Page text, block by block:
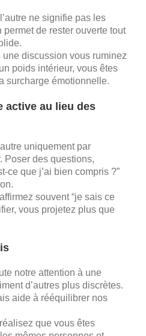
ne signifie pas les
de rester ouverte tout
une discussion vous ruminez
poids intérieur, vous êtes
surcharge émotionnelle.
active au lieu des
uniquement par
Poser des questions,
ce que j’ai bien compris ?”
souvent “je sais ce
vous projetez plus que
notre attention à une
d’autres plus discrètes.
aide à rééquilibrer nos
que vous êtes